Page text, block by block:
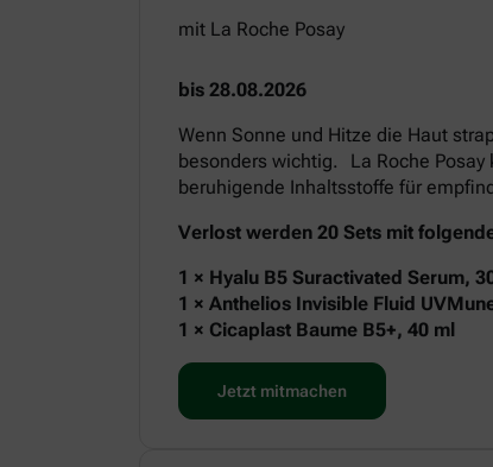
mit La Roche Posay
bis 28.08.2026
Wenn Sonne und Hitze die Haut
besonders wichtig. La Roche
beruhigende Inhaltsstoffe für
Verlost werden 20 Sets mit
1 × Hyalu B5 Suractivated Serum,
1 × Anthelios Invisible Fluid
1 × Cicaplast Baume B5+, 40 ml
Jetzt mitmachen